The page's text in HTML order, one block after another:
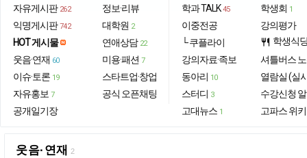
자유게시판 262
익명게시판 742
HOT 게시물
웃음·연재 60
이슈·토론 19
자유홍보 7
공개일기장
정보·리뷰
대학원 2
연애상담 22
미용·패션 7
스타트업·창업
공식 오픈채팅
학과 TALK 45
이중전공
└ 쿠플라이
강의자료·족보
동아리 10
스터디 3
고대뉴스 1
학생회 1
강의평가
restaurant 학생식
셔틀버스
열람실 (실
수강신청
고파스 위키
웃음·연재 2